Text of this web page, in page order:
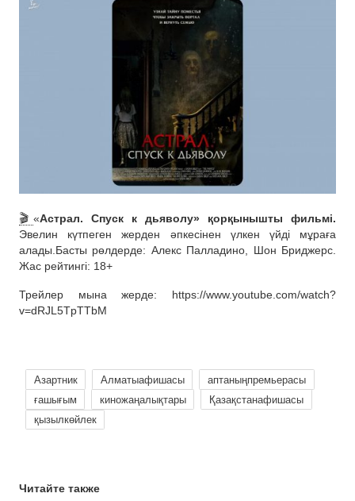
🎬 «Астрал. Спуск к дьяволу» қорқынышты фильмі.
Эвелин күтпеген жерден әпкесінен үлкен үйді мұраға
алады.Басты рөлдерде: Алекс Палладино, Шон Бриджерс.
Жас рейтингі: 18+
Трейлер мына жерде: https://www.youtube.com/watch?
v=dRJL5TpTTbM
Азартник Алматыафишасы
аптаныңпремьерасы
ғашығым
киножаңалықтары
Қазақстанафишасы
қызылкөйлек
Читайте также